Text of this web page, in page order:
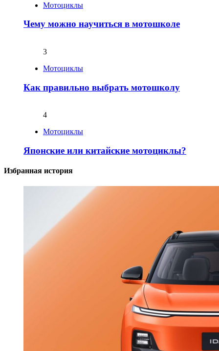
Мотоциклы
Чему можно научиться в мотошколе
3
Мотоциклы
Как правильно выбрать мотошколу
4
Мотоциклы
Японские или китайские мотоциклы?
Избранная история